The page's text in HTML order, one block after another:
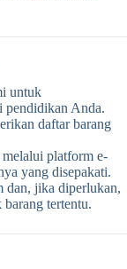
untuk
pendidikan Anda.
daftar barang
platform e-
yang disepakati.
dan, jika diperlukan,
tertentu.